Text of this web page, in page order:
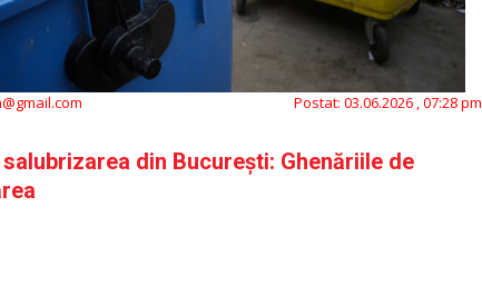
Postat: 03.06.2026 , 07:28 pm
din București: Ghenăriile de